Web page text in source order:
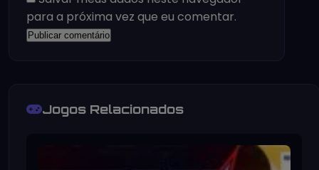
para a próxima vez que eu comentar.
Jogos Relacionados